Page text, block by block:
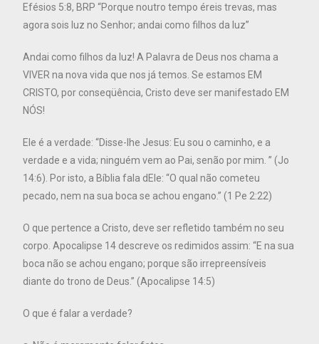
Efésios 5:8, BRP “Porque noutro tempo éreis trevas, mas
agora sois luz no Senhor; andai como filhos da luz”
Andai como filhos da luz! A Palavra de Deus nos chama a
VIVER na nova vida que nos já temos. Se estamos EM
CRISTO, por conseqüência, Cristo deve ser manifestado EM
NÓS!
Ele é a verdade: “Disse-lhe Jesus: Eu sou o caminho, e a
verdade e a vida; ninguém vem ao Pai, senão por mim. ” (Jo
14:6). Por isto, a Bíblia fala dEle: “O qual não cometeu
pecado, nem na sua boca se achou engano.” (1 Pe 2:22)
O que pertence a Cristo, deve ser refletido também no seu
corpo. Apocalipse 14 descreve os redimidos assim: “E na sua
boca não se achou engano; porque são irrepreensíveis
diante do trono de Deus.” (Apocalipse 14:5)
O que é falar a verdade?